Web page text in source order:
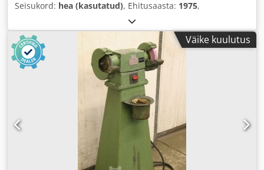
Seisukord: hea (kasutatud), Ehitusaasta: 1975,
Väike kuulutus